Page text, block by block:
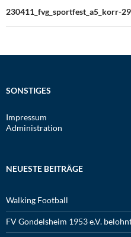
230411_fvg_sportfest_a5_korr-
SONSTIGES
Impressum
Administration
NEUESTE BEITRÄGE
Walking Football
FV Gondelsheim 1953 e.V.